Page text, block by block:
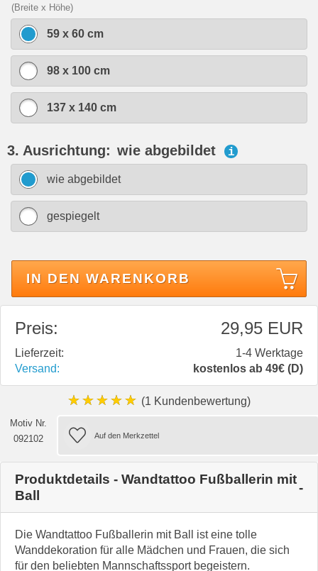
(Breite x Höhe)
59 x 60 cm
98 x 100 cm
137 x 140 cm
3. Ausrichtung: wie abgebildet i
wie abgebildet
gespiegelt
IN DEN WARENKORB
Preis: 29,95 EUR
Lieferzeit:
1-4 Werktage
Versand:
kostenlos ab 49€ (D)
★★★★★ (1 Kundenbewertung)
Motiv Nr.
092102
Produktdetails - Wandtattoo Fußballerin mit
Ball
Die Wandtattoo Fußballerin mit Ball ist eine tolle
Wanddekoration für alle Mädchen und Frauen, die sich
für den beliebten Mannschaftssport begeistern.